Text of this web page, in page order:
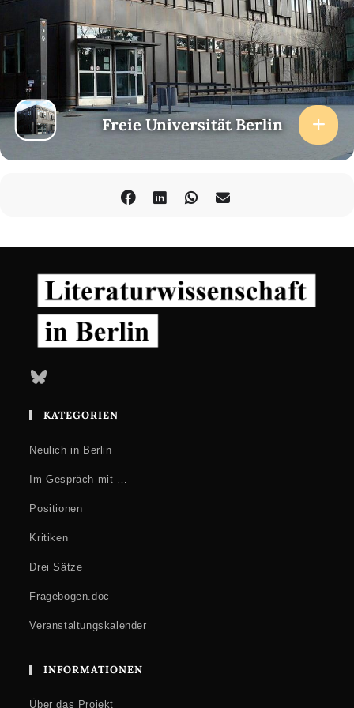
Am Beginn der Vorlesungsreihe steht eine Podiumsdiskussion mit
dem ehemaligen Rektor der FU Berlin, Prof. Dr. Peter-André Alt,
Präsident der Hochschulrektorenkonferenz, der Autorin Kathrin
Röggla, Professorin an der Kunsthochschule für Medien, Köln und
stellvertretende Präsidentin der Berliner Akademie der Künste,
sowie mit dem Regisseur und Autor Andres Veiel und der
Komponistin Mayako Kubo.
Freie Universität Berlin
Bluesky
KATEGORIEN
Neulich in Berlin
Im Gespräch mit …
Positionen
Kritiken
Drei Sätze
Fragebogen.doc
Veranstaltungskalender
INFORMATIONEN
Über das Projekt